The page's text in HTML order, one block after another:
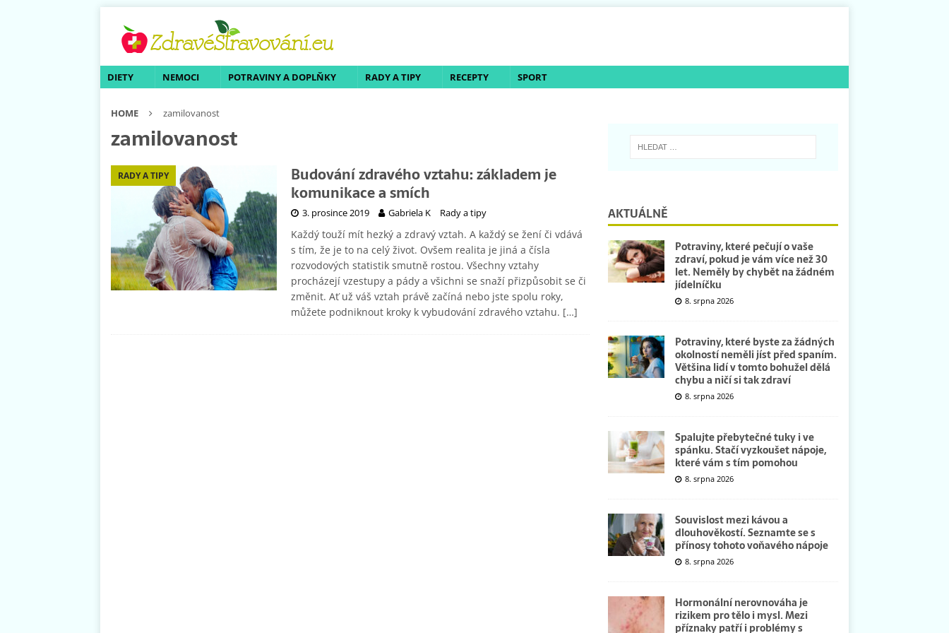
DIETY NEMOCI POTRAVINY A DOPLŇKY RADY A TIPY RECEPTY SPORT
HOME zamilovanost
zamilovanost
RADY A TIPY
Budování zdravého vztahu: základem je
komunikace a smích
3. prosince 2019 Gabriela K Rady a tipy
Každý touží mít hezký a zdravý vztah. A každý se žení či vdává
s tím, že je to na celý život. Ovšem realita je jiná a čísla
rozvodových statistik smutně rostou. Všechny vztahy
procházejí vzestupy a pády a všichni se snaží přizpůsobit se či
změnit. Ať už váš vztah právě začíná nebo jste spolu roky,
můžete podniknout kroky k vybudování zdravého vztahu. […]
AKTUÁLNĚ
Potraviny, které pečují o vaše
zdraví, pokud je vám více než 30
let. Neměly by chybět na žádném
jídelníčku
8. srpna 2026
Potraviny, které byste za žádných
okolností neměli jíst před spaním.
Většina lidí v tomto bohužel dělá
chybu a ničí si tak zdraví
8. srpna 2026
Spalujte přebytečné tuky i ve
spánku. Stačí vyzkoušet nápoje,
které vám s tím pomohou
8. srpna 2026
Souvislost mezi kávou a
dlouhověkostí. Seznamte se s
přínosy tohoto voňavého nápoje
8. srpna 2026
Hormonální nerovnováha je
rizikem pro tělo i mysl. Mezi
příznaky patří i problémy s